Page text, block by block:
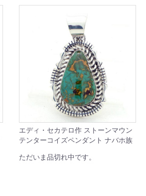
エディ・セカテロ作 ストーンマウン
テンターコイズペンダント ナバホ族
ただいま品切れ中です。